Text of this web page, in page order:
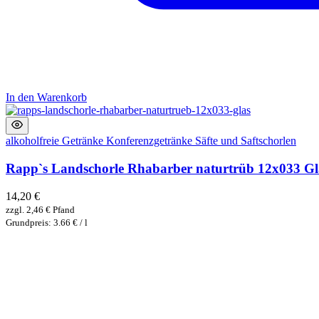
In den Warenkorb
alkoholfreie Getränke Konferenzgetränke Säfte und Saftschorlen
Rapp`s Landschorle Rhabarber naturtrüb 12x033
14,20 €
zzgl. 2,46 € Pfand
Grundpreis: 3.66 € / l